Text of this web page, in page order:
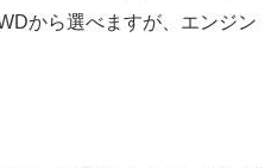
から選べますが、エンジン